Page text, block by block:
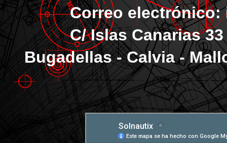
Correo electrónico:
C/ Islas Canarias 33
Bugadellas - Calvia -